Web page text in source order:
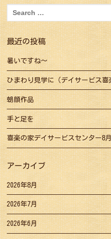
ー
シ
ョ
ン
索:
最近の投稿
暑いですね～
ひまわり見学に（デイサービス喜
朝顔作品
手と足を
喜楽の家デイサービスセンター8
アーカイブ
2026年8月
2026年7月
2026年6月